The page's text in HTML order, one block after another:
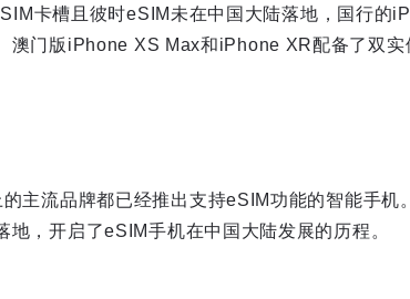
卡槽且彼时eSIM未在中国大陆落地，国行的
澳门版iPhone XS Max和iPhone XR配备了双
主流品牌都已经推出支持eSIM功能的智能手机
，开启了eSIM手机在中国大陆发展的历程。